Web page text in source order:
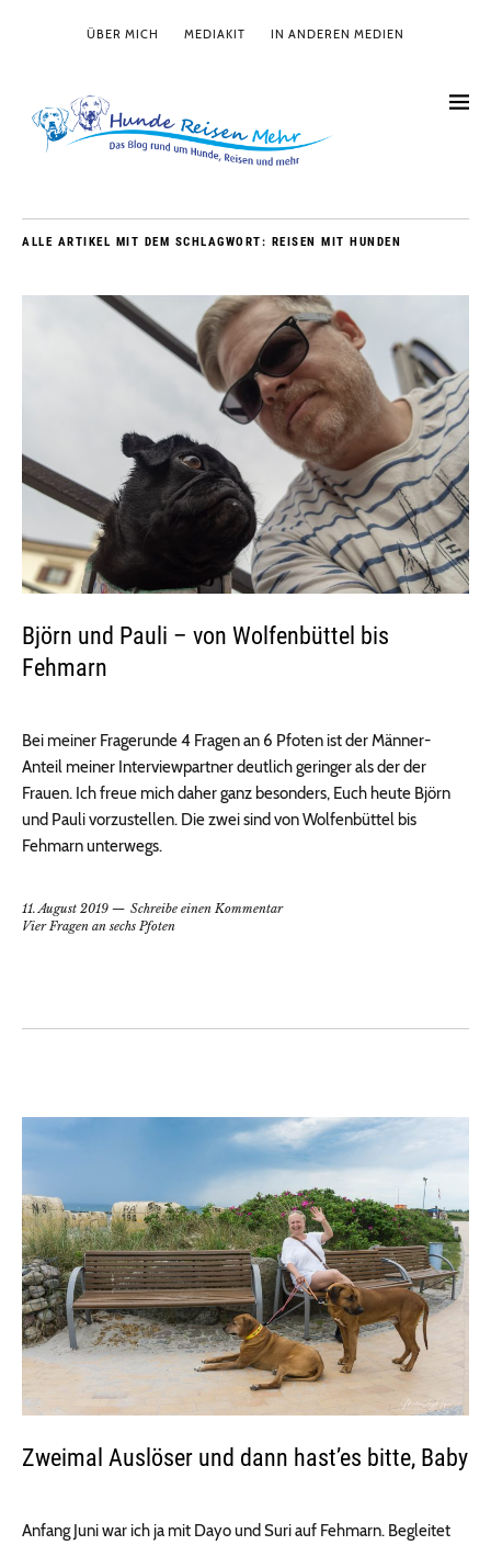
ÜBER MICH MEDIAKIT IN ANDEREN MEDIEN
ALLE ARTIKEL MIT DEM SCHLAGWORT: REISEN MIT HUNDEN
Björn und Pauli – von Wolfenbüttel bis
Fehmarn
Bei meiner Fragerunde 4 Fragen an 6 Pfoten ist der Männer-
Anteil meiner Interviewpartner deutlich geringer als der der
Frauen. Ich freue mich daher ganz besonders, Euch heute Björn
und Pauli vorzustellen. Die zwei sind von Wolfenbüttel bis
Fehmarn unterwegs.
11. August 2019
Schreibe einen Kommentar
Vier Fragen an sechs Pfoten
Zweimal Auslöser und dann hast’es bitte, Baby
Anfang Juni war ich ja mit Dayo und Suri auf Fehmarn. Begleitet